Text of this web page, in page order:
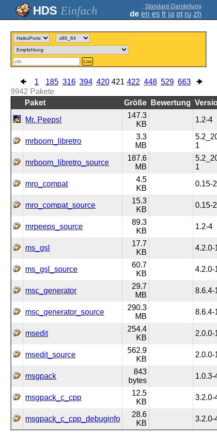
Einfach ; Standard-Darstellung
de en es fr ja pt ru zh
Los
1 185 316 394 420 421 422 448 529 663
9942 Pakete
Paket
Größe Bewertung
Mr. Peeps!
147.3
KB
1.2-4
mrboom_libretro
3.3
MB
1
mrboom_libretro_source
187.6
MB
1
mro_compat
4.5
KB
0.15-2
mro_compat_source
15.3
KB
0.15-2
mrpeeps_source
89.3
KB
1.2-4
ms_gsl
17.7
KB
4.2.0-
ms_gsl_source
60.7
KB
4.2.0-
msc_generator
29.7
MB
8.6.4-
msc_generator_source
290.3
MB
8.6.4-
msedit
254.4
KB
2.0.0-
msedit_source
562.9
KB
2.0.0-
msgpack
843
bytes
1.0.3-
msgpack_c_cpp
12.5
KB
3.2.0-
msgpack_c_cpp_debuginfo
28.6
KB
3.2.0-